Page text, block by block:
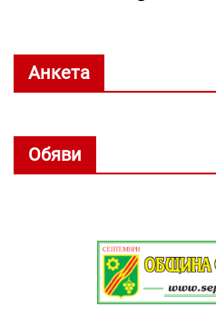
Анкета
Обяви